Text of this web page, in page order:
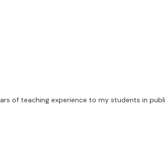
of teaching experience to my students in